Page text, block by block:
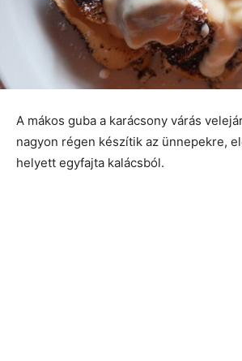
A mákos guba a karácsony várás
nagyon régen készítik az ünnepekre,
helyett egyfajta kalácsból.